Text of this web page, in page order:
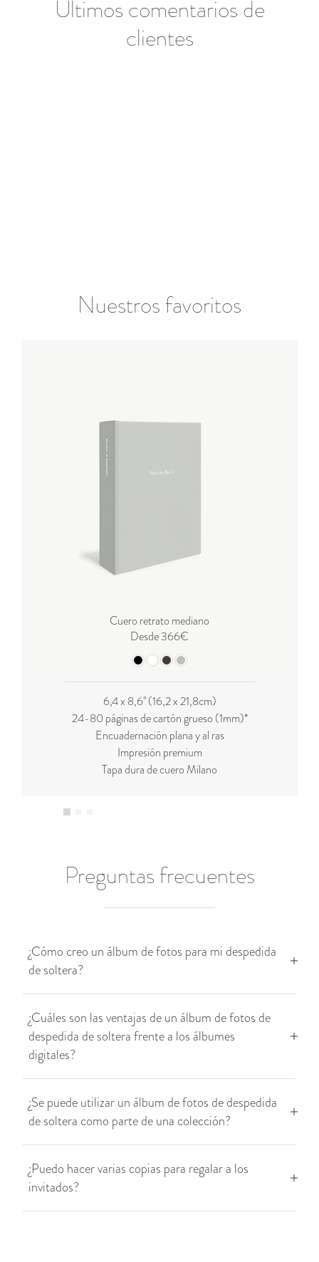
Últimos comentarios de
clientes
Nuestros favoritos
Cuero retrato mediano
Desde 366€
6,4 x 8,6'' (16,2 x 21,8cm)
24-80 páginas de cartón grueso (1mm)*
Encuadernación plana y al ras
Impresión premium
Tapa dura de cuero Milano
Preguntas frecuentes
¿Cómo creo un álbum de fotos para mi despedida
de soltera?
¿Cuáles son las ventajas de un álbum de fotos de
despedida de soltera frente a los álbumes
digitales?
¿Se puede utilizar un álbum de fotos de despedida
de soltera como parte de una colección?
¿Puedo hacer varias copias para regalar a los
invitados?